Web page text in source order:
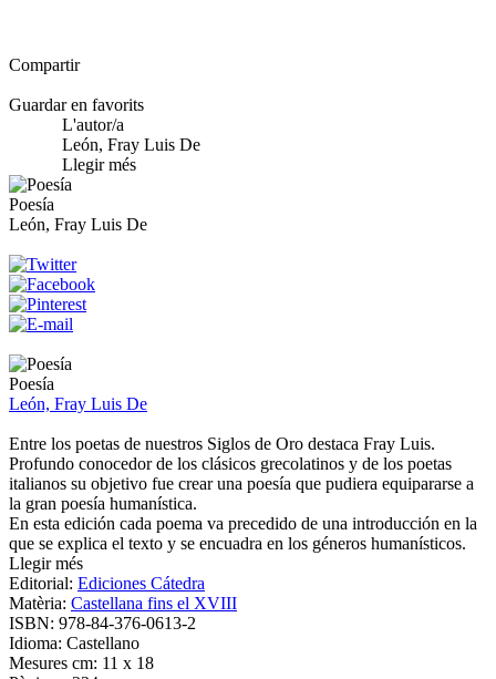
Compartir
Guardar en favorits
L'autor/a
León, Fray Luis De
Llegir més
Poesía
León, Fray Luis De
Poesía
León, Fray Luis De
Entre los poetas de nuestros Siglos de Oro destaca Fray Luis.
Profundo conocedor de los clásicos grecolatinos y de los poetas
italianos su objetivo fue crear una poesía que pudiera equipararse a
la gran poesía humanística.
En esta edición cada poema va precedido de una introducción en la
que se explica el texto y se encuadra en los géneros humanísticos.
Llegir més
Editorial: Ediciones Cátedra
Matèria: Castellana fins el XVIII
ISBN: 978-84-376-0613-2
Idioma: Castellano
Mesures cm: 11 x 18